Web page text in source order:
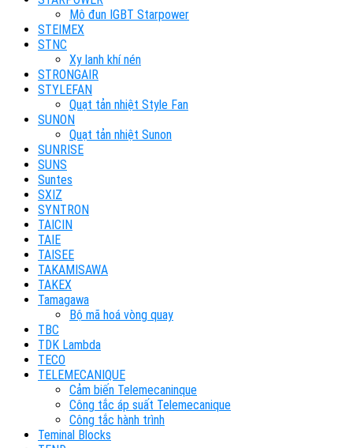
Mô đun IGBT Starpower
STEIMEX
STNC
Xy lanh khí nén
STRONGAIR
STYLEFAN
Quạt tản nhiệt Style Fan
SUNON
Quạt tản nhiệt Sunon
SUNRISE
SUNS
Suntes
SXIZ
SYNTRON
TAICIN
TAIE
TAISEE
TAKAMISAWA
TAKEX
Tamagawa
Bộ mã hoá vòng quay
TBC
TDK Lambda
TECO
TELEMECANIQUE
Cảm biến Telemecaninque
Công tắc áp suất Telemecanique
Công tắc hành trình
Teminal Blocks